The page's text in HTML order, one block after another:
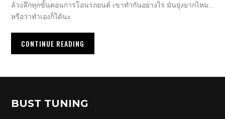
ล้วงลึกทุกขั้นตอนการโอนรถยนต์ เขาทำกันอย่างไร มันยุ่งยากไหม…
หรือว่าทำเองก็ได้นะ
CONTINUE READING
BUST TUNING